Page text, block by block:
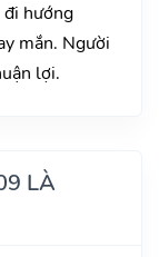
hướng
mắn. Người
lợi.
LÀ